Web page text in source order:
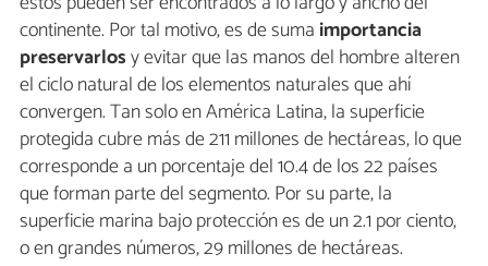
continente. Por tal motivo, es de suma importancia
preservarlosy evitar que las manos del hombre alteren
el ciclo natural de los elementos naturales que ahí
convergen. Tan solo en América Latina, la superficie
protegida cubre más de 211 millones de hectáreas, lo que
corresponde a un porcentaje del 10.4 de los 22 países
que forman parte del segmento. Por su parte, la
superficie marina bajo protección es de un 2.1 por ciento,
o en grandes números, 29 millones de hectáreas.